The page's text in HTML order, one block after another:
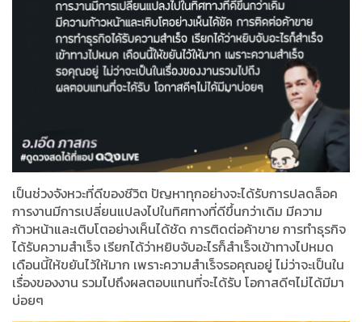
เป็นช่วงจังหวะที่ดีของชีวิต ปัญหาทุกอย่างจะได้รับการปลดล็อค
การงานมีการเปลี่ยนแปลงไปในทิศทางที่ดีขึ้นกว่าเดิม มีความ
ก้าวหน้าและเติบโตอย่างเห็นได้ชัด การติดต่อค้าขาย การทำธุรกิจ
ได้รับความสำเร็จ เรียกได้ว่าหยิบจับอะไรก็สำเร็จเข้าทางไปหมด
เดือนนี้ให้ขยันไว้ให้มาก เพราะความสำเร็จรอคุณอยู่ ไม่ว่าจะเป็นใน
เรื่องของงาน รวมไปถึงผลตอบแทนที่จะได้รับ โอกาสดีๆไม่ได้มีมา
บ่อยๆ